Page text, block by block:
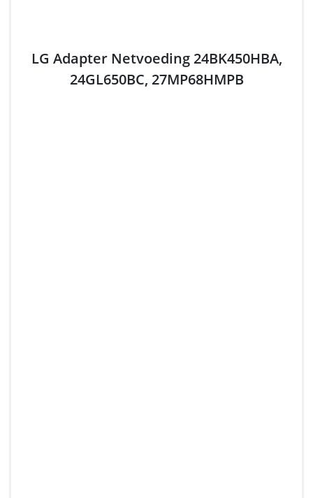
LG Adapter Netvoeding 24BK450HBA,
24GL650BC, 27MP68HMPB